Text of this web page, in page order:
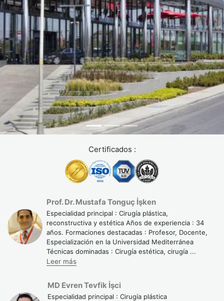
Certificados :
Prof. Dr. Mustafa Tonguç İşken
Especialidad principal : Cirugía plástica,
reconstructiva y estética Años de experiencia : 34
años. Formaciones destacadas : Profesor, Docente,
Especialización en la Universidad Mediterránea
Técnicas dominadas : Cirugía estética, cirugía ...
Leer más
MD Evren Tevfik İşci
Especialidad principal : Cirugía plástica